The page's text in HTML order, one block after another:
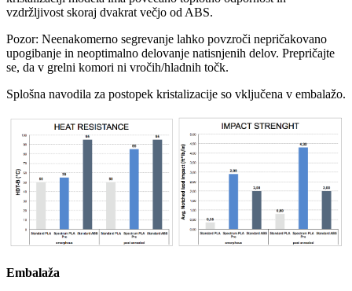
vzdržljivost skoraj dvakrat večjo od ABS.
Pozor: Neenakomerno segrevanje lahko povzroči nepričakovano
upogibanje in neoptimalno delovanje natisnjenih delov. Prepričajte
se, da v grelni komori ni vročih/hladnih točk.
Splošna navodila za postopek kristalizacije so vključena v embalažo.
Embalaža